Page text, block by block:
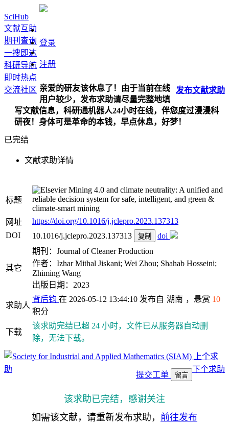
SciHub
文献互助
期刊查询
一搜即达
科研导航
即时热点
交流社区
登录
注册
发布文献求助
亲爱的研友该休息了！由于当前在线
用户较少，发布求助请尽量完整地填
写文献信息，科研通机器人24小时在线，伴您度过漫漫科
研夜！身体可是革命的本钱，早点休息，好梦！
已完结
文献求助详情
标题
Mining 4.0 and climate neutrality: A unified and
reliable decision system for safe, intelligent, and green &
climate-smart mining
网址
https://doi.org/10.1016/j.jclepro.2023.137313
DOI
10.1016/j.jclepro.2023.137313 复制 doi
其它
期刊：Journal of Cleaner Production
作者：Izhar Mithal Jiskani; Wei Zhou; Shahab Hosseini;
Zhiming Wang
出版日期：2023
求助人
背后钧 在 2026-05-12 13:44:10 发布自 湖南 ，悬赏 10
积分
下载
该求助完结已超 24 小时，文件已从服务器自动删
除，无法下载。
上个求
助
下个求助
提交工单 留言
该求助已完结，感谢关注
如需该文献，请重新发布求助， 前往发布